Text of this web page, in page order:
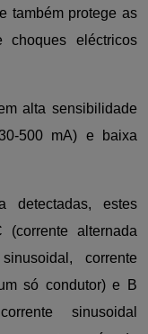
também protege as
eléctricos
alta sensibilidade
500 mA) e baixa
detectadas, estes
alternada
corrente
só condutor) e B
sinusoidal